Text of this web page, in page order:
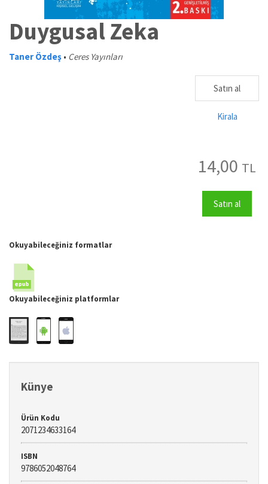
Duygusal Zeka
Taner Özdeş • Ceres Yayınları
Satın al
Kirala
14,00 TL
Satın al
Okuyabileceğiniz formatlar
Okuyabileceğiniz platformlar
Künye
Ürün Kodu
2071234633164
ISBN
9786052048764